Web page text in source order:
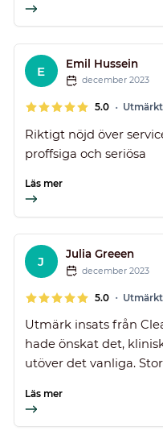
E Emil Hussein
december 2023
5.0 • Utmärkt
Riktigt nöjd över
proffsiga och seriösa
Läs mer
J Julia Greeen
december 2023
5.0 • Utmärkt
Utmärk insats från
hade önskat det,
utöver det vanliga.
Läs mer